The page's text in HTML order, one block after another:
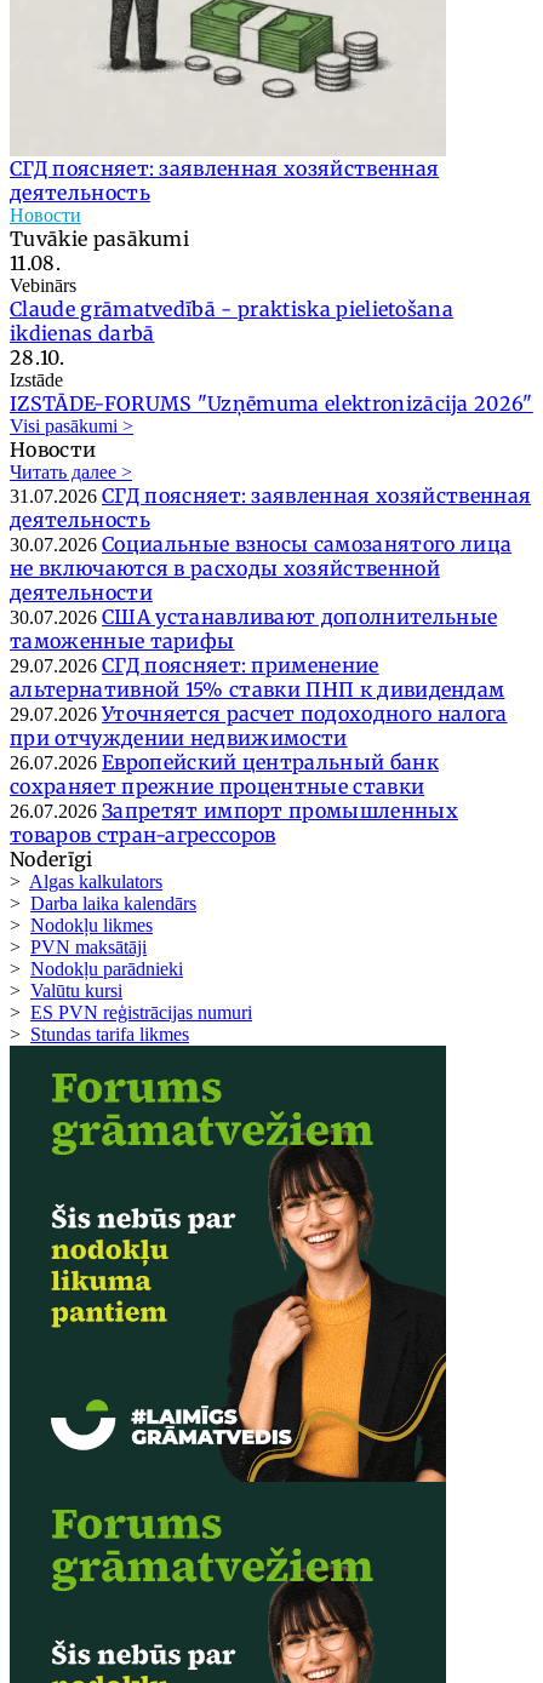
СГД поясняет: заявленная хозяйственная
деятельность
Новости
Tuvākie pasākumi
11.08.
Vebinārs
Claude grāmatvedībā - praktiska pielietošana
ikdienas darbā
28.10.
Izstāde
IZSTĀDE-FORUMS "Uzņēmuma elektronizācija 2026"
Visi pasākumi >
Новости
Читать далее >
31.07.2026 СГД поясняет: заявленная хозяйственная
деятельность
30.07.2026 Социальные взносы самозанятого лица
не включаются в расходы хозяйственной
деятельности
30.07.2026 США устанавливают дополнительные
таможенные тарифы
29.07.2026 СГД поясняет: применение
альтернативной 15% ставки ПНП к дивидендам
29.07.2026 Уточняется расчет подоходного налога
при отчуждении недвижимости
26.07.2026 Европейский центральный банк
сохраняет прежние процентные ставки
26.07.2026 Запретят импорт промышленных
товаров стран-агрессоров
Noderīgi
> Algas kalkulators
> Darba laika kalendārs
> Nodokļu likmes
> PVN maksātāji
> Nodokļu parādnieki
> Valūtu kursi
> ES PVN reģistrācijas numuri
> Stundas tarifa likmes